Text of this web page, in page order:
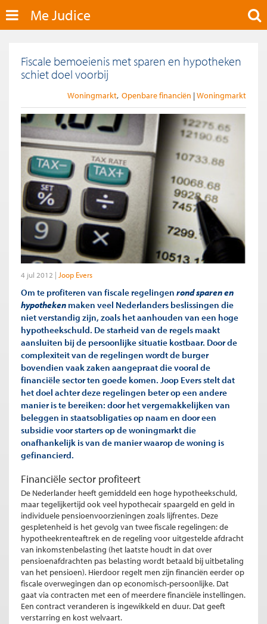
Me Judice
Fiscale bemoeienis met sparen en hypotheken
schiet doel voorbij
Woningmarkt Openbare financiën Woningmarkt
4 jul 2012 Joop Evers
Om te profiteren van fiscale regelingen rond sparen en
hypotheken maken veel Nederlanders beslissingen die
niet verstandig zijn, zoals het aanhouden van een hoge
hypotheekschuld. De starheid van de regels maakt
aansluiten bij de persoonlijke situatie kostbaar. Door de
complexiteit van de regelingen wordt de burger
bovendien vaak zaken aangepraat die vooral de
financiële sector ten goede komen. Joop Evers stelt dat
het doel achter deze regelingen beter op een andere
manier is te bereiken: door het vergemakkelijken van
beleggen in staatsobligaties op naam en door een
subsidie voor starters op de woningmarkt die
onafhankelijk is van de manier waarop de woning is
gefinancierd.
Financiële sector profiteert
De Nederlander heeft gemiddeld een hoge hypotheekschuld,
maar tegelijkertijd ook veel hypothecair spaargeld en geld in
individuele pensioenvoorzieningen zoals lijfrentes. Deze
gespletenheid is het gevolg van twee fiscale regelingen: de
hypotheekrenteaftrek en de regeling voor uitgestelde afdracht
van inkomstenbelasting (het laatste houdt in dat over
pensioenafdrachten pas belasting wordt betaald bij uitbetaling
van het pensioen). Hierdoor regelt men zijn financiën eerder op
fiscale overwegingen dan op economisch-persoonlijke. Dat
gaat via contracten met een of meerdere financiële instellingen.
Een contract veranderen is ingewikkeld en duur. Dat geeft
verstarring en kost welvaart.